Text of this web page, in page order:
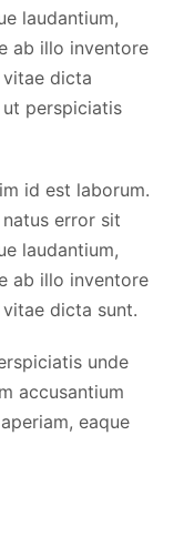
laudantium,
ab illo inventore
dicta
perspiciatis
id est laborum.
error sit
laudantium,
ab illo inventore
dicta sunt.
unde
accusantium
eaque